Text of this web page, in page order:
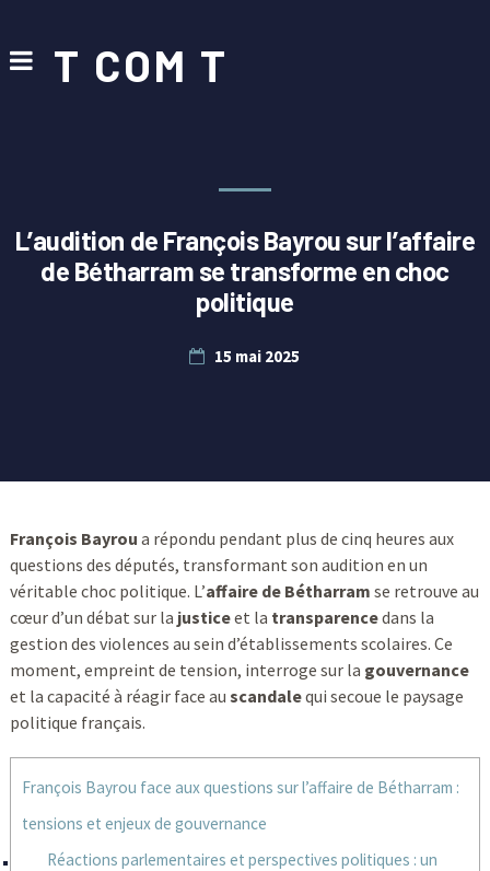
T COM T
L’audition de François Bayrou sur l’affaire
de Bétharram se transforme en choc
politique
15 mai 2025
François Bayrou a répondu pendant plus de cinq heures aux
questions des députés, transformant son audition en un
véritable choc politique. L’affaire de Bétharram se retrouve au
cœur d’un débat sur la justiceet la transparencedans la
gestion des violences au sein d’établissements scolaires. Ce
moment, empreint de tension, interroge sur la gouvernance
et la capacité à réagir face au scandalequi secoue le paysage
politique français.
François Bayrou face aux questions sur l’affaire de Bétharram :
tensions et enjeux de gouvernance
Réactions parlementaires et perspectives politiques : un